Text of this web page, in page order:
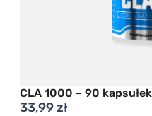
CLA 1000 – 90 kapsułek
33,99zł